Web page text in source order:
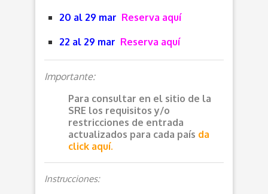
20 al 29 mar Reserva aquí
22 al 29 mar Reserva aquí
Importante:
Para consultar en el sitio de la
SRE los requisitos y/o
restricciones de entrada
actualizados para cada país da
click aquí.
Instrucciones: